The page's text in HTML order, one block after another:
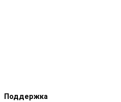
Поддержка